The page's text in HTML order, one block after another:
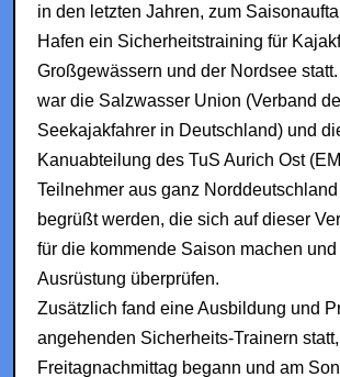
in den letzten Jahren, zum
Hafen ein Sicherheitstraining für
Großgewässern und der Nordsee
war die Salzwasser Union (Verband
Seekajakfahrer in Deutschland) und
Kanuabteilung des TuS Aurich Ost
Teilnehmer aus ganz
begrüßt werden, die sich auf dieser
für die kommende Saison machen
Ausrüstung überprüfen.
Zusätzlich fand eine Ausbildung und
angehenden Sicherheits-Trainern
Freitagnachmittag begann und am